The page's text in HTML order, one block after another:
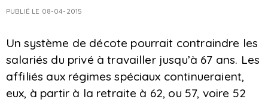
PUBLIÉ LE 08-04-2015
Un système de décote pourrait contraindre les
salariés du privé à travailler jusqu’à 67 ans. Les
affiliés aux régimes spéciaux continueraient,
eux, à partir à la retraite à 62, ou 57, voire 52